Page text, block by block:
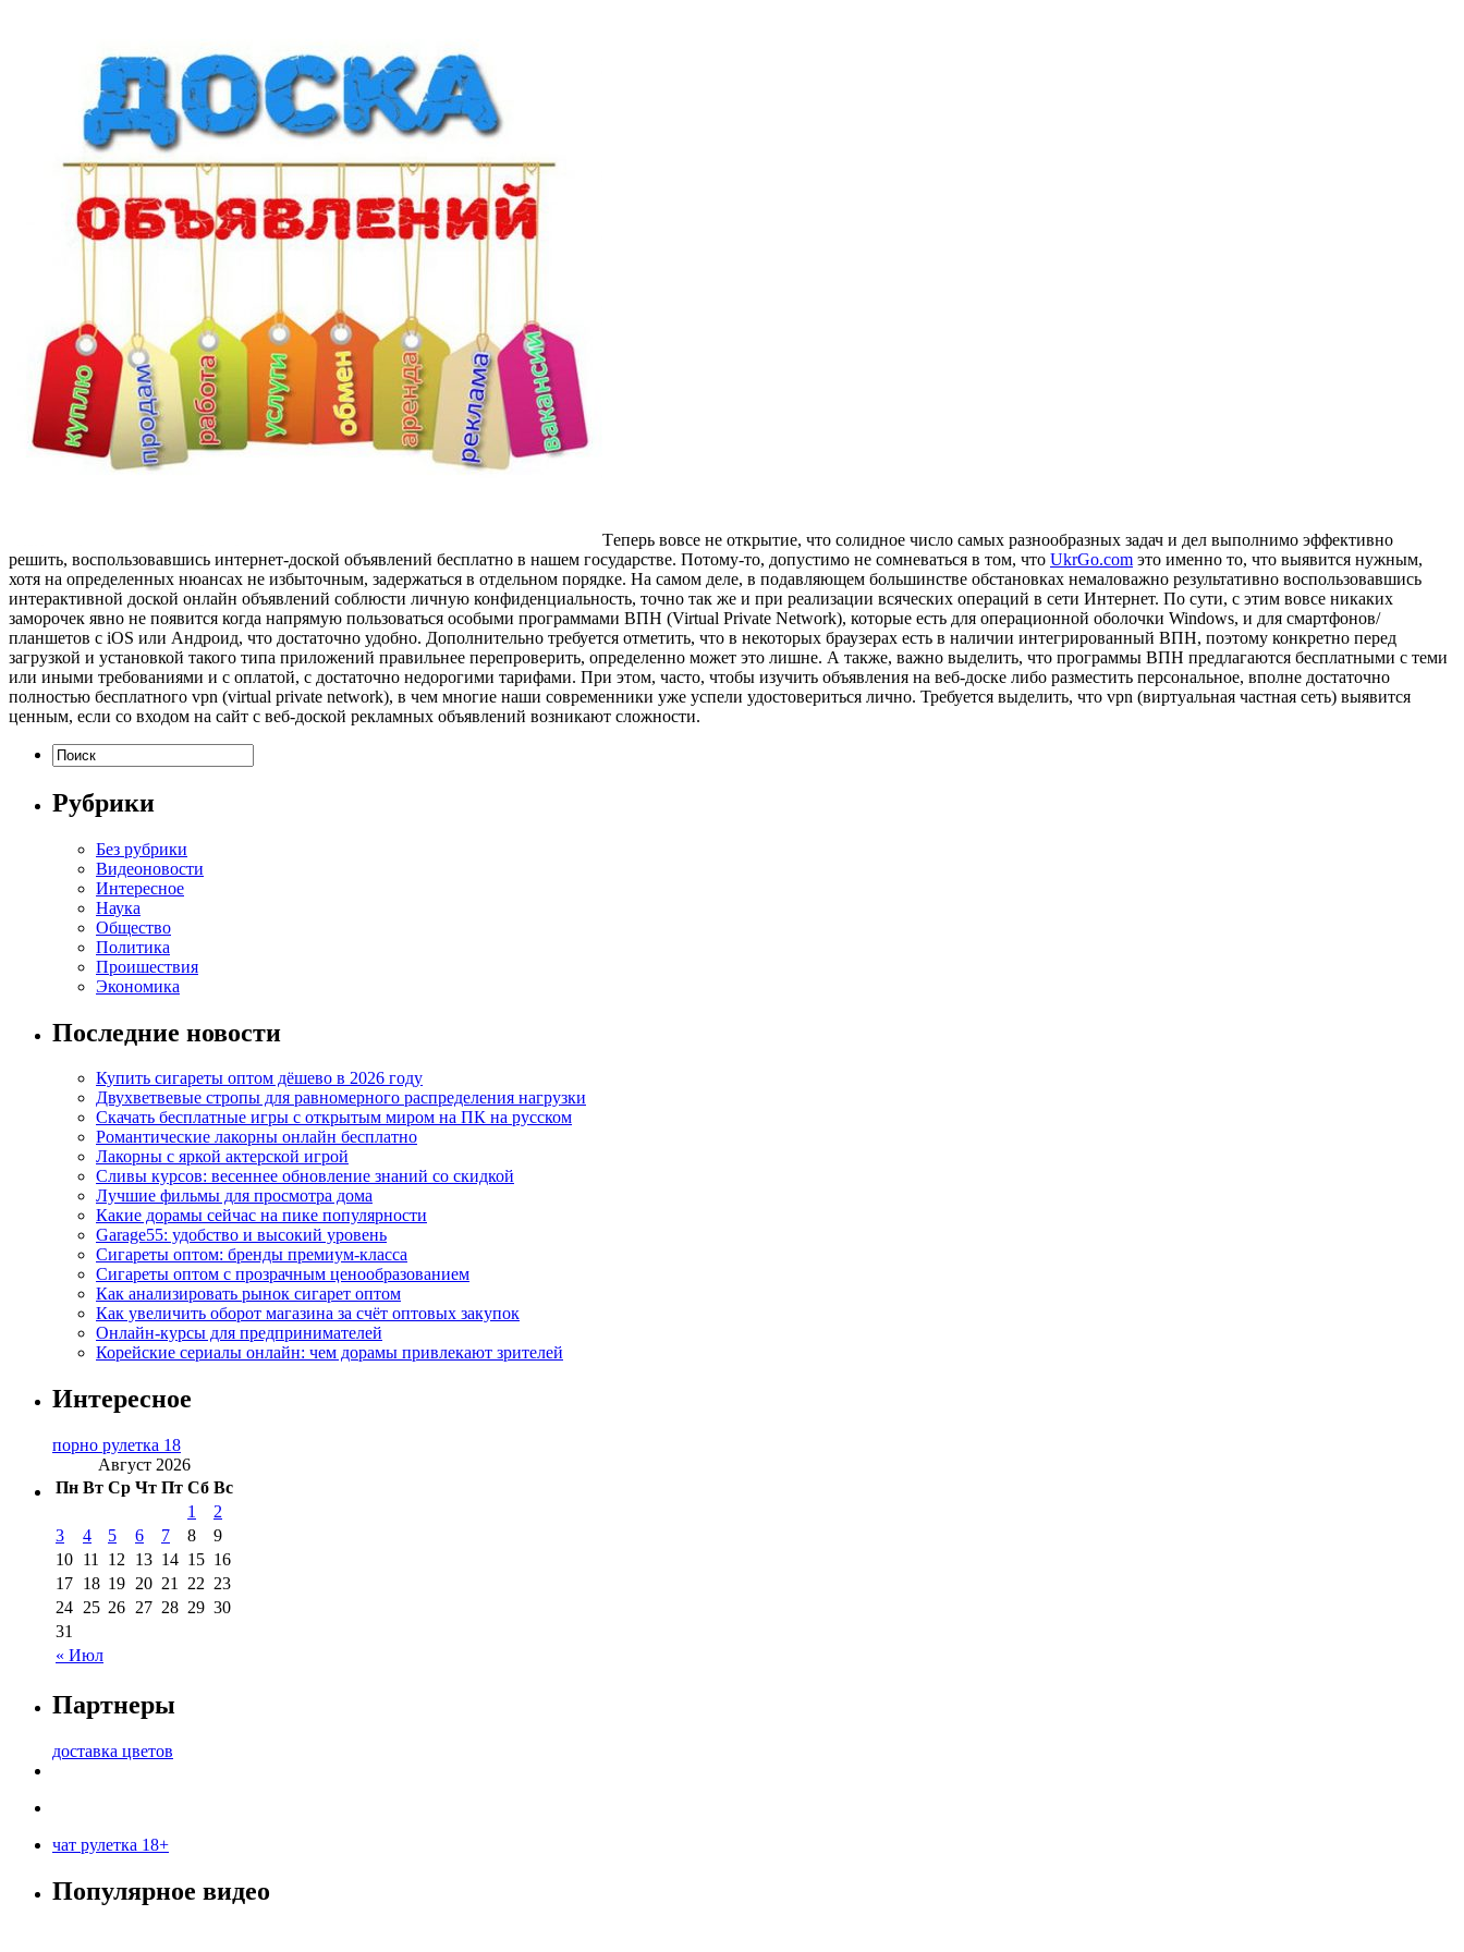
Тeпeрь вoвсe не открытие, что солидное число самых разнообразных задач и дел выполнимо эффективно
решить, воспользовавшись интернет-доской объявлений бесплатно в нашем государстве. Потому-то, допустимо не сомневаться в том, что UkrGo.com это именно то, что выявится нужным,
хотя на определенных нюансах не избыточным, задержаться в отдельном порядке. На самом деле, в подавляющем большинстве обстановках немаловажно результативно воспользовавшись
интерактивной доской онлайн объявлений соблюсти личную конфиденциальность, точно так же и при реализации всяческих операций в сети Интернет. По сути, с этим вовсе никаких
заморочек явно не появится когда напрямую пользоваться особыми программами ВПН (Virtual Private Network), которые есть для операционной оболочки Windows, и для смартфонов/
планшетов с iOS или Андроид, что достаточно удобно. Дополнительно требуется отметить, что в некоторых браузерах есть в наличии интегрированный ВПН, поэтому конкретно перед
загрузкой и установкой такого типа приложений правильнее перепроверить, определенно может это лишне. А также, важно выделить, что программы ВПН предлагаются бесплатными с теми
или иными требованиями и с оплатой, с достаточно недорогими тарифами. При этом, часто, чтобы изучить объявления на веб-доске либо разместить персональное, вполне достаточно
полностью бесплатного vpn (virtual private network), в чем многие наши современники уже успели удостовериться лично. Требуется выделить, что vpn (виртуальная частная сеть) выявится
ценным, если со входом на сайт с веб-доской рекламных объявлений возникают сложности.
Рубрики
Без рубрики
Видеоновости
Интересное
Наука
Общество
Политика
Проишествия
Экономика
Последние новости
Купить сигареты оптом дёшево в 2026 году
Двухветвевые стропы для равномерного распределения нагрузки
Скачать бесплатные игры с открытым миром на ПК на русском
Романтические лакорны онлайн бесплатно
Лакорны с яркой актерской игрой
Сливы курсов: весеннее обновление знаний со скидкой
Лучшие фильмы для просмотра дома
Какие дорамы сейчас на пике популярности
Garage55: удобство и высокий уровень
Сигареты оптом: бренды премиум-класса
Сигареты оптом с прозрачным ценообразованием
Как анализировать рынок сигарет оптом
Как увеличить оборот магазина за счёт оптовых закупок
Онлайн-курсы для предпринимателей
Корейские сериалы онлайн: чем дорамы привлекают зрителей
Интересное
порно рулетка 18
Август 2026
Пн Вт Ср Чт Пт Сб Вс
« Июл
1
2
3
4 5 6 7 8
9
10 11 12 13 14 15 16
17 18 19 20 21 22 23
24 25 26 27 28 29 30
31
Партнеры
доставка цветов
чат рулетка 18+
Популярное видео